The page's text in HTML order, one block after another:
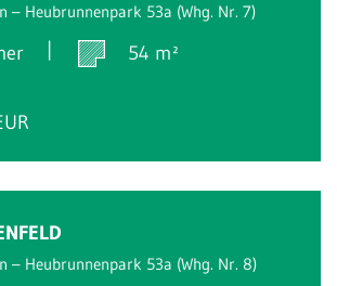
– Heubrunnenpark 53a (Whg. Nr. 7)
54 m²
– Heubrunnenpark 53a (Whg. Nr. 8)